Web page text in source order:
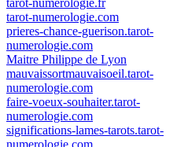
tarot-numerologie.fr
tarot-numerologie.com
prieres-chance-guerison.tarot-
numerologie.com
Maitre Philippe de Lyon
mauvaissortmauvaisoeil.tarot-
numerologie.com
faire-voeux-souhaiter.tarot-
numerologie.com
significations-lames-tarots.tarot-
numerologie.com